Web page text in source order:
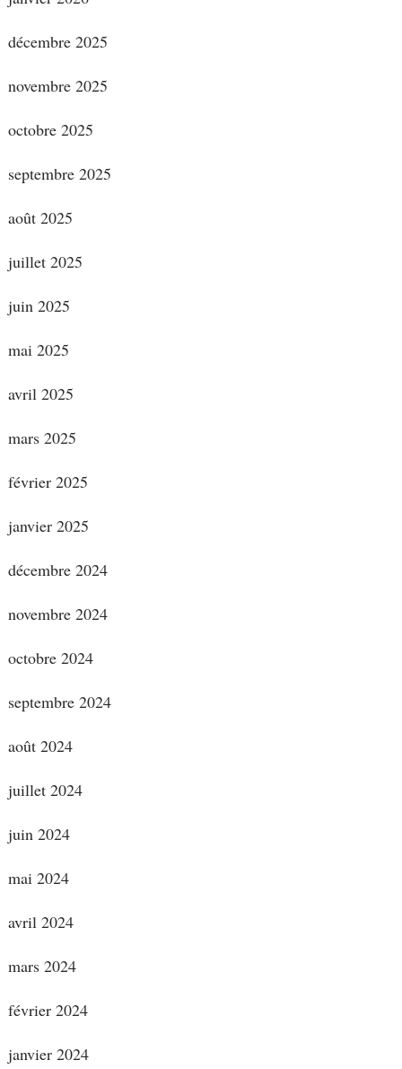
décembre 2025
novembre 2025
octobre 2025
septembre 2025
août 2025
juillet 2025
juin 2025
mai 2025
avril 2025
mars 2025
février 2025
janvier 2025
décembre 2024
novembre 2024
octobre 2024
septembre 2024
août 2024
juillet 2024
juin 2024
mai 2024
avril 2024
mars 2024
février 2024
janvier 2024